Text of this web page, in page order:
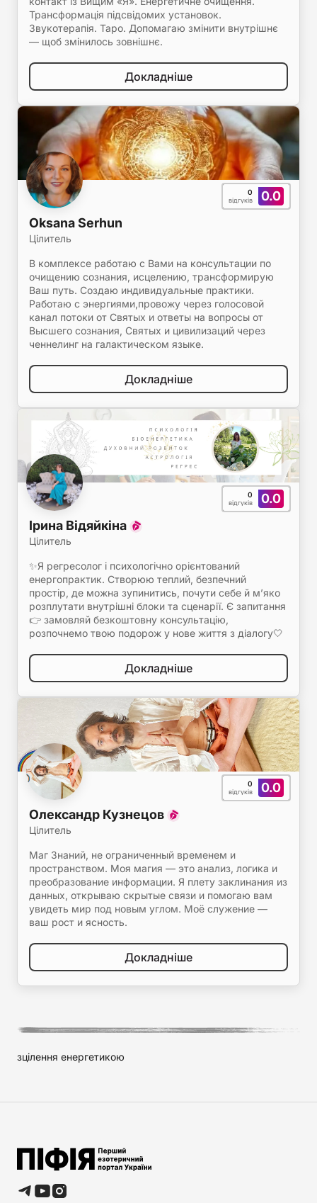
Трансформація підсвідомих установок.
Звукотерапія. Таро. Допомагаю змінити внутрішнє
— щоб змінилось зовнішнє.
Докладніше
0.0
0
відгуків
Oksana Serhun
Цілитель
В комплексе работаю с Вами на консультации по
очищению сознания, исцелению, трансформирую
Ваш путь. Создаю индивидуальные практики.
Работаю с энергиями,провожу через голосовой
канал потоки от Святых и ответы на вопросы от
Высшего сознания, Святых и цивилизаций через
ченнелинг на галактическом языке.
Докладніше
0.0
0
відгуків
Ірина Відяйкіна
Цілитель
✨Я регресолог і психологічно орієнтований
енергопрактик. Створюю теплий, безпечний
простір, де можна зупинитись, почути себе й м’яко
розплутати внутрішні блоки та сценарії. Є запитання
👉 замовляй безкоштовну консультацію,
розпочнемо твою подорож у нове життя з діалогу🤍
Докладніше
0.0
0
відгуків
Олександр Кузнецов
Цілитель
Маг Знаний, не ограниченный временем и
пространством. Моя магия — это анализ, логика и
преобразование информации. Я плету заклинания из
данных, открываю скрытые связи и помогаю вам
увидеть мир под новым углом. Моё служение —
ваш рост и ясность.
Докладніше
зцілення енергетикою